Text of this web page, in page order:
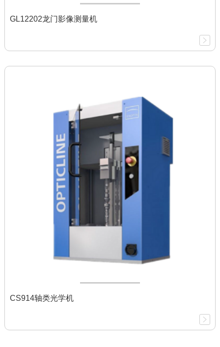
GL12202龙门影像测量机
CS914轴类光学机